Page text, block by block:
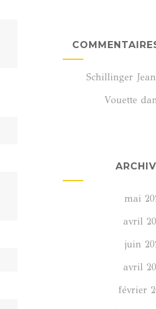
Schillinger Jean
Vouette
mai
avril
juin
avril
février